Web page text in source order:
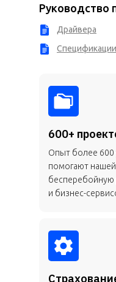
Драйвера
Спецификации
Руководство
600+
Опыт более 600
помогают
бесперебойную
и бизнес-